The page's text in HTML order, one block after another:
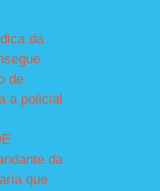
da
de
a policial
da
que